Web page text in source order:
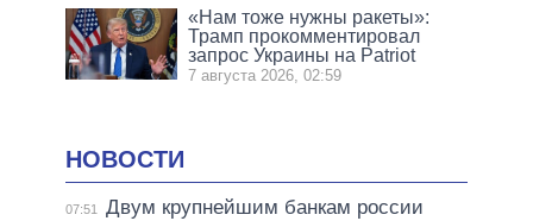
«Нам тоже нужны ракеты»:
Трамп прокомментировал
запрос Украины на Patriot
7 августа 2026, 02:59
НОВОСТИ
07:51
Двум крупнейшим банкам россии